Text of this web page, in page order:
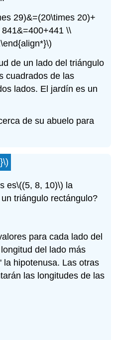
29)&=(20\times 20)+
\\
de un lado del triángulo
cuadrados de las
lados. El jardín es un
de su abuelo para
es\((5, 8, 10)\) la
triángulo rectángulo?
para cada lado del
del lado más
la hipotenusa. Las otras
las longitudes de las